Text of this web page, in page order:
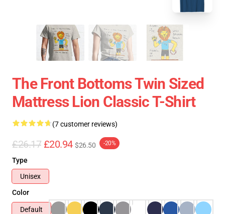
The Front Bottoms Twin Sized
Mattress Lion Classic T-Shirt
(7 customer reviews)
£26.17 £20.94 $26.50 -20%
Type
Unisex
Color
Default